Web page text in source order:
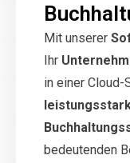
Mit unserer
Ihr
in einer Cloud-
bedeutenden